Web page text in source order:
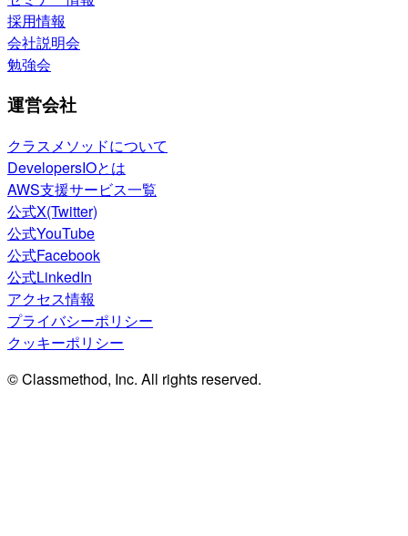
採用情報
会社説明会
勉強会
運営会社
クラスメソッドについて
DevelopersIOとは
AWS支援サービス一覧
公式X(Twitter)
公式YouTube
公式Facebook
公式LinkedIn
アクセス情報
プライバシーポリシー
クッキーポリシー
© Classmethod, Inc. All rights reserved.